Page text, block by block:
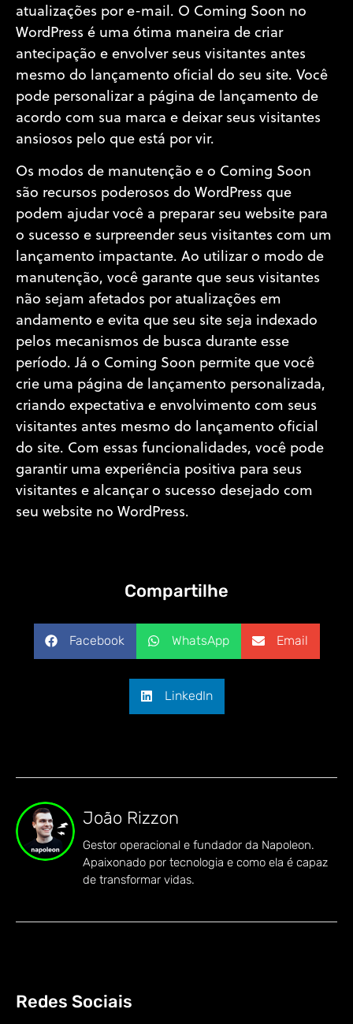
atualizações por e-mail. O Coming Soon no
WordPress é uma ótima maneira de criar
antecipação e envolver seus visitantes antes
mesmo do lançamento oficial do seu site. Você
pode personalizar a página de lançamento de
acordo com sua marca e deixar seus visitantes
ansiosos pelo que está por vir.
Os modos de manutenção e o Coming Soon
são recursos poderosos do WordPress que
podem ajudar você a preparar seu website para
o sucesso e surpreender seus visitantes com um
lançamento impactante. Ao utilizar o modo de
manutenção, você garante que seus visitantes
não sejam afetados por atualizações em
andamento e evita que seu site seja indexado
pelos mecanismos de busca durante esse
período. Já o Coming Soon permite que você
crie uma página de lançamento personalizada,
criando expectativa e envolvimento com seus
visitantes antes mesmo do lançamento oficial
do site. Com essas funcionalidades, você pode
garantir uma experiência positiva para seus
visitantes e alcançar o sucesso desejado com
seu website no WordPress.
Compartilhe
Facebook WhatsApp Email
LinkedIn
João Rizzon
Gestor operacional e fundador da Napoleon.
Apaixonado por tecnologia e como ela é capaz
de transformar vidas.
Redes Sociais